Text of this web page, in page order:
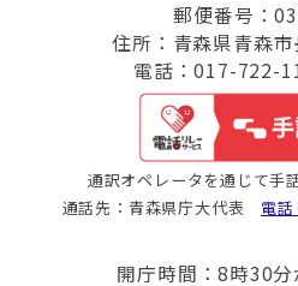
郵便番号：
住所：青森県青森
電話：017-722-
通訳オペレータを通じて手
通話先：青森県庁大代表 電
開庁時間：8時30